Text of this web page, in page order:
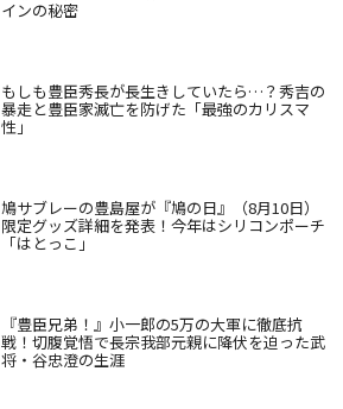
インの秘密
もしも豊臣秀長が長生きしていたら…？秀吉の
暴走と豊臣家滅亡を防げた「最強のカリスマ
性」
鳩サブレーの豊島屋が『鳩の日』（8月10日）
限定グッズ詳細を発表！今年はシリコンポーチ
「はとっこ」
『豊臣兄弟！』小一郎の5万の大軍に徹底抗
戦！切腹覚悟で長宗我部元親に降伏を迫った武
将・谷忠澄の生涯